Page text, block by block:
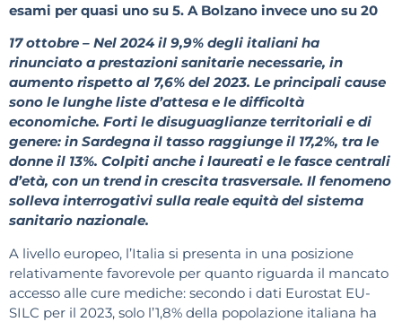
esami per quasi uno su 5. A Bolzano invece uno su 20
17 ottobre – Nel 2024 il 9,9% degli italiani ha
rinunciato a prestazioni sanitarie necessarie, in
aumento rispetto al 7,6% del 2023. Le principali cause
sono le lunghe liste d’attesa e le difficoltà
economiche. Forti le disuguaglianze territoriali e di
genere: in Sardegna il tasso raggiunge il 17,2%, tra le
donne il 13%. Colpiti anche i laureati e le fasce centrali
d’età, con un trend in crescita trasversale. Il fenomeno
solleva interrogativi sulla reale equità del sistema
sanitario nazionale.
A livello europeo, l’Italia si presenta in una posizione
relativamente favorevole per quanto riguarda il mancato
accesso alle cure mediche: secondo i dati Eurostat EU-
SILC per il 2023, solo l’1,8% della popolazione italiana ha